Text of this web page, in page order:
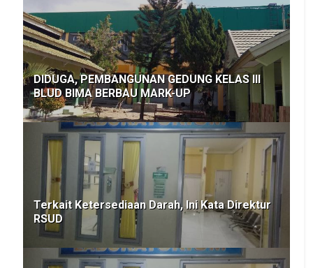
DIDUGA, PEMBANGUNAN GEDUNG KELAS III
BLUD BIMA BERBAU MARK-UP
Terkait Ketersediaan Darah, Ini Kata Direktur
RSUD